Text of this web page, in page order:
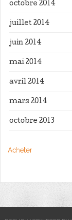
octobre 2014
juillet 2014
juin 2014
mai 2014
avril 2014
mars 2014
octobre 2013
Acheter